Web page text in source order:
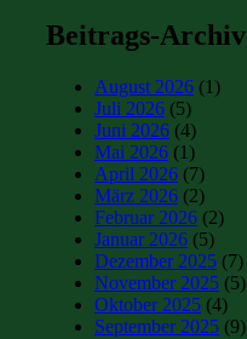
Beitrags-Archiv
August 2026 (1)
Juli 2026 (5)
Juni 2026 (4)
Mai 2026 (1)
April 2026 (7)
März 2026 (2)
Februar 2026 (2)
Januar 2026 (5)
Dezember 2025 (7)
November 2025 (5)
Oktober 2025 (4)
September 2025 (9)